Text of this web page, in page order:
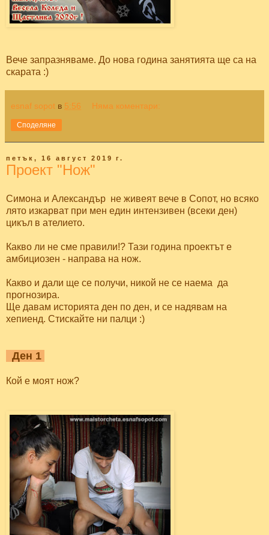
Вече запразняваме. До нова година занятията ще са на
скарата :)
esnaf sopot в 5:56 Няма коментари:
Споделяне
петък, 16 август 2019 г.
Проект "Нож"
Симона и Александър не живеят вече в Сопот, но всяко
лято изкарват при мен един интензивен (всеки ден)
цикъл в ателието.
Какво ли не сме правили!? Тази година проектът е
амбициозен - направа на нож.
Какво и дали ще се получи, никой не се наема да
прогнозира.
Ще давам историята ден по ден, и се надявам на
хепиенд. Стискайте ни палци :)
Ден 1
Кой е моят нож?